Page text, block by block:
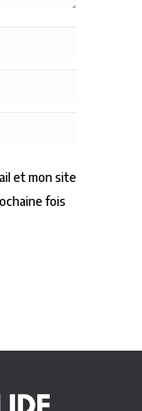
et mon site
fois